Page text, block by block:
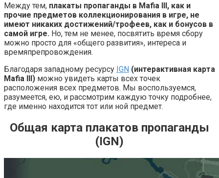
Между тем, плакаты пропаганды в Mafia III, как и
прочие предметов коллекционирования в игре, не
имеют никаких достижений/трофеев, как и бонусов в
самой игре. Но, тем не менее, посвятить время сбору
можно просто для «общего развития», интереса и
времяпрепровождения.
Благодаря западному ресурсу IGN (интерактивная карта
Mafia III) можно увидеть карты всех точек
расположения всех предметов. Мы воспользуемся,
разумеется, ею, и рассмотрим каждую точку подробнее,
где именно находится тот или ной предмет.
Общая карта плакатов пропаганды
(IGN)